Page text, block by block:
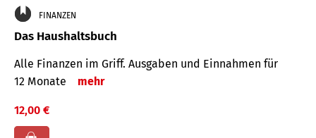
FINANZEN
Das Haushaltsbuch
Alle Finanzen im Griff. Aus­gaben und Ein­nahmen für
12 Monate
mehr
12,00 €